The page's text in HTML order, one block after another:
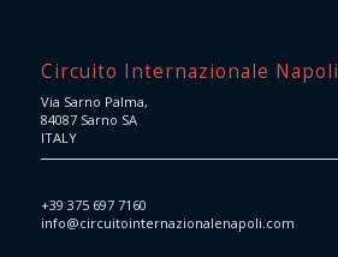
Circuito Internazionale Napoli
Via Sarno Palma,
84087 Sarno SA
ITALY
+39 375 697 7160
info@circuitointernazionalenapoli.com